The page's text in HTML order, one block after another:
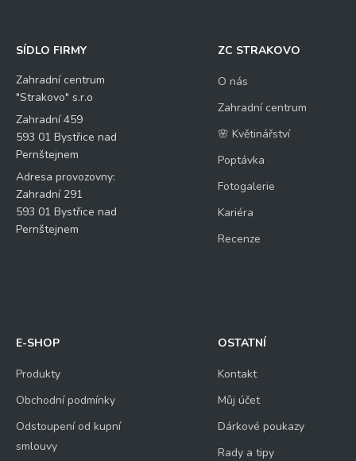
SÍDLO FIRMY
Zahradní centrum
"Strakovo" s.r.o
Zahradní 459
593 01 Bystřice nad
Pernštejnem
Adresa provozovny:
Zahradní 291
593 01 Bystřice nad
Pernštejnem
ZC STRAKOVO
O nás
Zahradní centrum
🌸 Květinářství
Poptávka
Fotogalerie
Kariéra
Recenze
E-SHOP
Produkty
Obchodní podmínky
Odstoupení od kupní
smlouvy
OSTATNÍ
Kontakt
Můj účet
Dárkové poukazy
Rady a tipy